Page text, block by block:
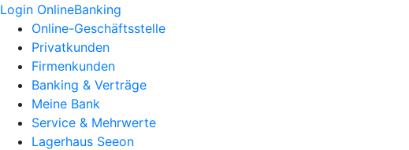
Login OnlineBanking
Online-Geschäftsstelle
Privatkunden
Firmenkunden
Banking & Verträge
Meine Bank
Service & Mehrwerte
Lagerhaus Seeon